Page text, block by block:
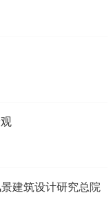
建筑设计研究总院